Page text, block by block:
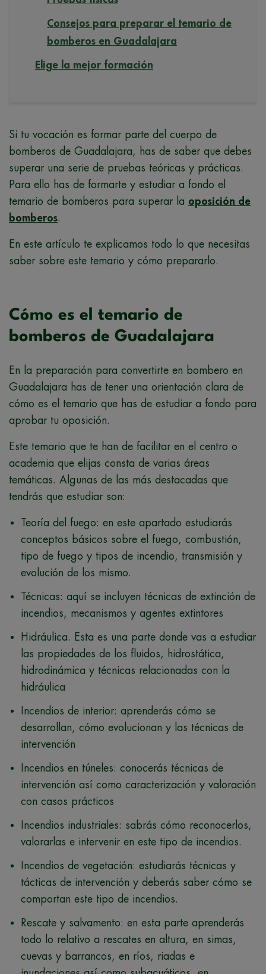
Consejos para preparar el temario de
bomberos en Guadalajara
Elige la mejor formación
Si tu vocación es formar parte del cuerpo de
bomberos de Guadalajara, has de saber que debes
superar una serie de pruebas teóricas y prácticas.
Para ello has de formarte y estudiar a fondo el
temario de bomberos para superar la oposición de
bomberos.
En este artículo te explicamos todo lo que necesitas
saber sobre este temario y cómo prepararlo.
Cómo es el temario de
bomberos de Guadalajara
En la preparación para convertirte en bombero en
Guadalajara has de tener una orientación clara de
cómo es el temario que has de estudiar a fondo para
aprobar tu oposición.
Este temario que te han de facilitar en el centro o
academia que elijas consta de varias áreas
temáticas. Algunas de las más destacadas que
tendrás que estudiar son:
Teoría del fuego: en este apartado estudiarás
conceptos básicos sobre el fuego, combustión,
tipo de fuego y tipos de incendio, transmisión y
evolución de los mismo.
Técnicas: aquí se incluyen técnicas de extinción de
incendios, mecanismos y agentes extintores
Hidráulica. Esta es una parte donde vas a estudiar
las propiedades de los fluidos, hidrostática,
hidrodinámica y técnicas relacionadas con la
hidráulica
Incendios de interior: aprenderás cómo se
desarrollan, cómo evolucionan y las técnicas de
intervención
Incendios en túneles: conocerás técnicas de
intervención así como caracterización y valoración
con casos prácticos
Incendios industriales: sabrás cómo reconocerlos,
valorarlas e intervenir en este tipo de incendios.
Incendios de vegetación: estudiarás técnicas y
tácticas de intervención y deberás saber cómo se
comportan este tipo de incendios.
Rescate y salvamento: en esta parte aprenderás
todo lo relativo a rescates en altura, en simas,
cuevas y barrancos, en ríos, riadas e